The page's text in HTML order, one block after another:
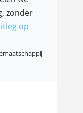
zonder
op